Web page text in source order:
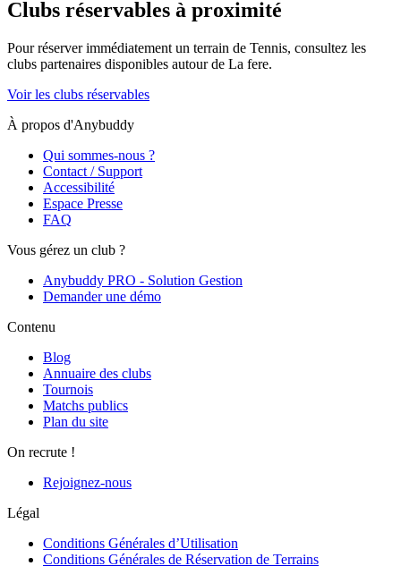
Clubs réservables à proximité
Pour réserver immédiatement un terrain de Tennis, consultez les
clubs partenaires disponibles autour de La fere.
Voir les clubs réservables
À propos d'Anybuddy
Qui sommes-nous ?
Contact / Support
Accessibilité
Espace Presse
FAQ
Vous gérez un club ?
Anybuddy PRO - Solution Gestion
Demander une démo
Contenu
Blog
Annuaire des clubs
Tournois
Matchs publics
Plan du site
On recrute !
Rejoignez-nous
Légal
Conditions Générales d’Utilisation
Conditions Générales de Réservation de Terrains